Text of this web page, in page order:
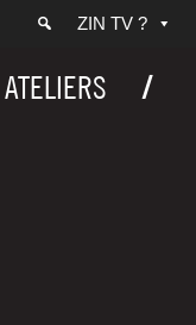
ZIN TV ?
ATELIERS